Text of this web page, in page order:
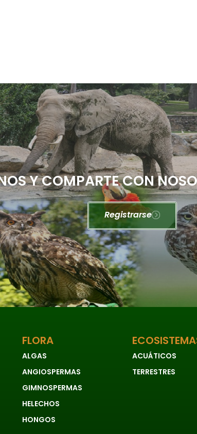
Y COMPARTE CON
Registrarse
FLORA
ALGAS
ANGIOSPERMAS
GIMNOSPERMAS
HELECHOS
HONGOS
ACUÁTICOS
TERRESTRES